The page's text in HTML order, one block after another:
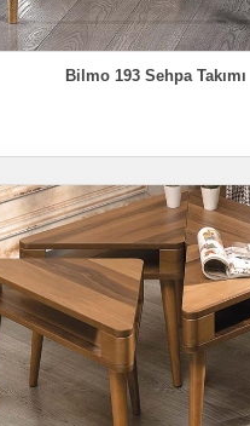
Bilmo 193 Sehpa Takımı